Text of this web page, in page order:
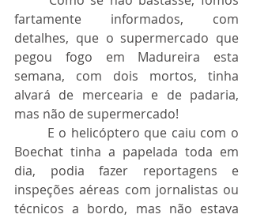
fartamente informados, com
detalhes, que o supermercado que
pegou fogo em Madureira esta
semana, com dois mortos, tinha
alvará de mercearia e de padaria,
mas não de supermercado!
Boechat tinha a papelada toda em
dia, podia fazer reportagens e
inspeções aéreas com jornalistas ou
técnicos a bordo, mas não estava